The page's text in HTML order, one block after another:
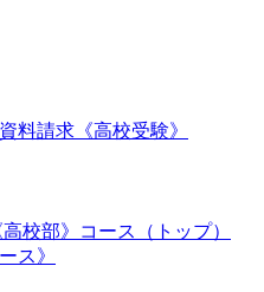
料請求《高校受験》
高校部》
コース（トップ）
ス》